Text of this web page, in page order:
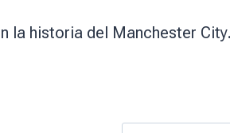
la historia del Manchester City.